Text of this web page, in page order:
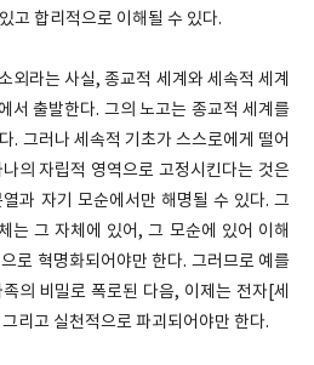
고 합리적으로 이해될 수 있다.
외라는 사실, 종교적 세계와 세속적 세계
서 출발한다. 그의 노고는 종교적 세계를
. 그러나 세속적 기초가 스스로에게 떨어
의 자립적 영역으로 고정시킨다는 것은
과 자기 모순에서만 해명될 수 있다. 그
는 그 자체에 있어, 그 모순에 있어 이해
로 혁명화되어야만 한다. 그러므로 예를
의 비밀로 폭로된 다음, 이제는 전자[세
리고 실천적으로 파괴되어야만 한다.